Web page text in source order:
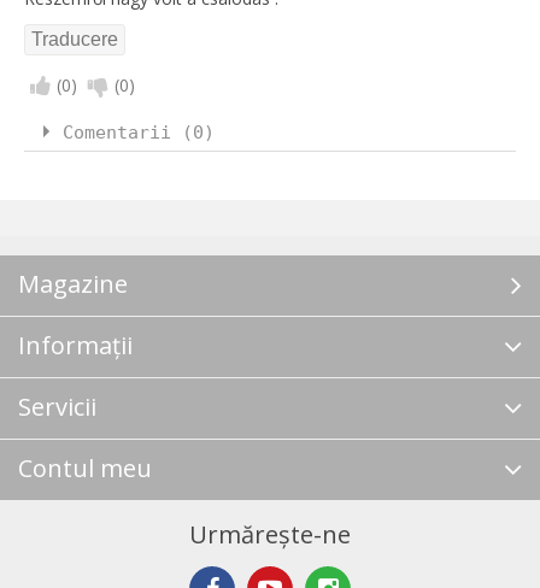
(0) (0)
Comentarii (0)
Magazine
Informații
Servicii
Contul meu
Urmărește-ne